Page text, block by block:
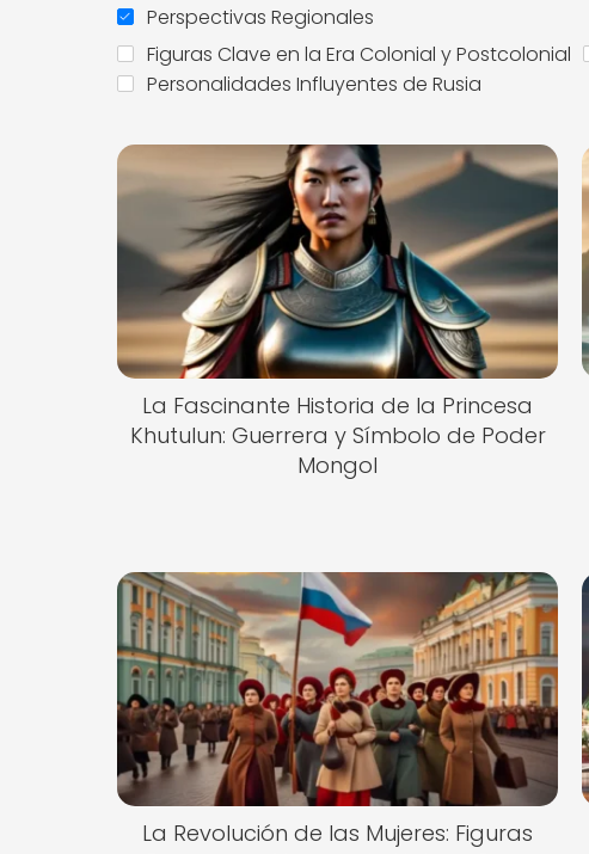
Perspectivas Regionales
Figuras Clave en la Era Colonial y Postcolonial
Personalidades Influyentes de Rusia
La Fascinante Historia de la Princesa
Khutulun: Guerrera y Símbolo de Poder
Mongol
La Revolución de las Mujeres: Figuras